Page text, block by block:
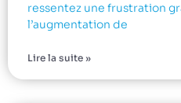
ressentez une frustration
l’augmentation de
Lire la suite »